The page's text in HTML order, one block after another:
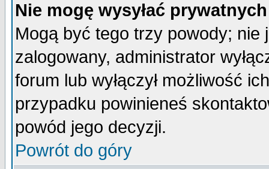
Nie mogę wysyłać
Mogą być tego trzy powody;
zalogowany, administrator
forum lub wyłączył możliwość
przypadku powinieneś
powód jego decyzji.
Powrót do góry